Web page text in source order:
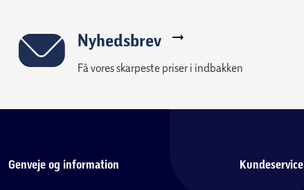
Nyhedsbrev
Få vores skarpeste priser i indbakken
Genveje og information Kundeservice